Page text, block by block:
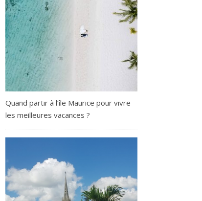
Quand partir à l’île Maurice pour vivre
les meilleures vacances ?